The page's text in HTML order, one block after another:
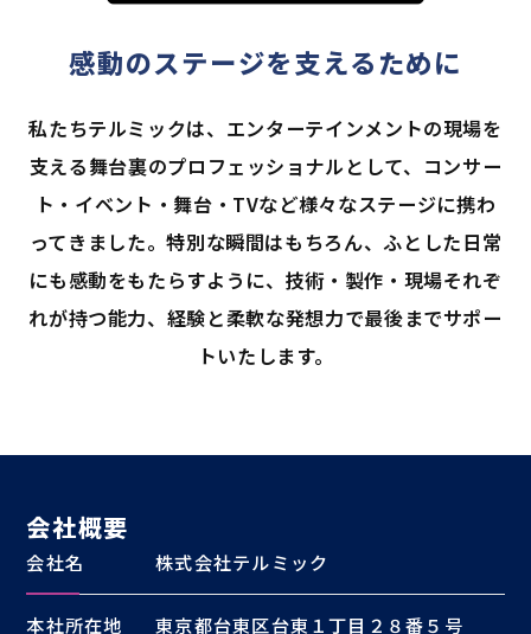
感動のステージを支えるために
私たちテルミックは、エンターテインメントの現場を
支える舞台裏のプロフェッショナルとして、コンサー
ト・イベント・舞台・TVなど様々なステージに携わ
ってきました。特別な瞬間はもちろん、ふとした日常
にも感動をもたらすように、技術・製作・現場それぞ
れが持つ能力、経験と柔軟な発想力で最後までサポー
トいたします。
会社概要
会社名 株式会社テルミック
本社所在地 東京都台東区台東１丁目２８番５号